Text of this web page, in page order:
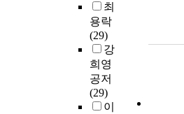
최
용락
(29)
강
희영
공저
(29)
이